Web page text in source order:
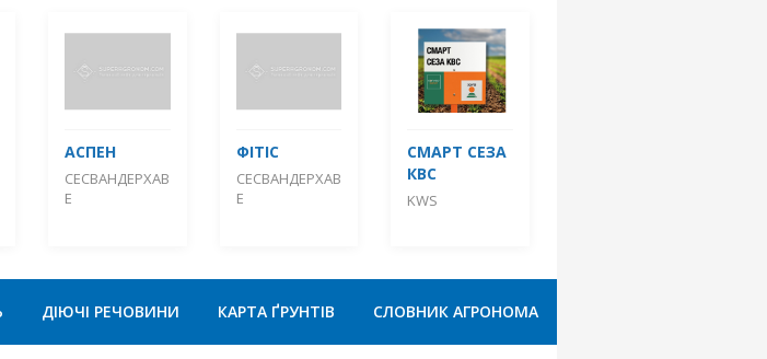
АСПЕН
СЕСВАНДЕРХАВ
Е
ФІТІС
СЕСВАНДЕРХАВ
Е
СМАРТ СЕЗА
КВС
KWS
ДІЮЧІ РЕЧОВИНИ КАРТА ҐРУНТІВ СЛОВНИК АГРОНОМА